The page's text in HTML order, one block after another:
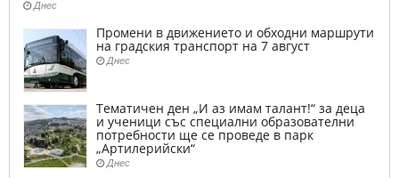
Днес
Промени в движението и обходни маршрути
на градския транспорт на 7 август
Днес
Тематичен ден „И аз имам талант!“ за деца
и ученици със специални образователни
потребности ще се проведе в парк
„Артилерийски“
Днес